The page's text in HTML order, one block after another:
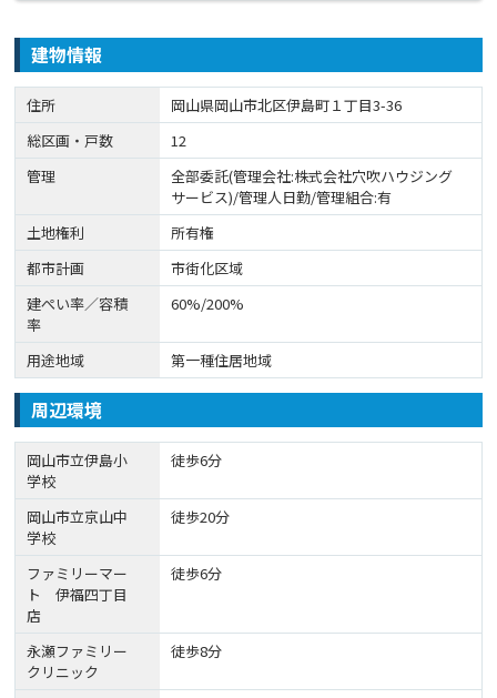
建物情報
住所
岡山県岡山市北区伊島町１丁目3-36
総区画・戸数
12
管理
全部委託(管理会社:株式会社穴吹ハウジング
サービス)/管理人日勤/管理組合:有
土地権利
所有権
都市計画
市街化区域
建ぺい率／容積
率
60%/200%
用途地域 第一種住居地域
周辺環境
岡山市立伊島小
学校
徒歩6分
岡山市立京山中
学校
徒歩20分
ファミリーマー
ト 伊福四丁目
店
徒歩6分
永瀬ファミリー
クリニック
徒歩8分